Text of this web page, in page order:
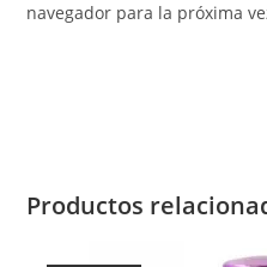
navegador para la próxima
Productos